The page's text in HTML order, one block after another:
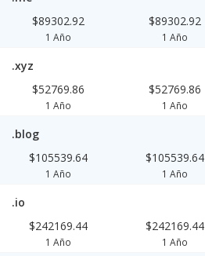
$89302.92
1 Año
$89302.92
1 Año
.xyz
$52769.86
1 Año
$52769.86
1 Año
.blog
$105539.64
1 Año
$105539.64
1 Año
.io
$242169.44
1 Año
$242169.44
1 Año